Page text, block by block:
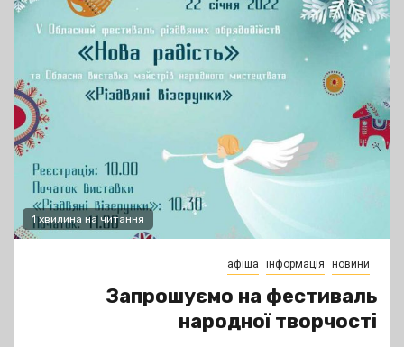
1 хвилина на читання
афіша інформація новини
Запрошуємо на фестиваль
народної творчості